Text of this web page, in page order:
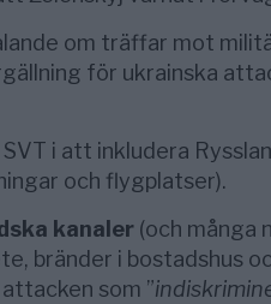
om träffar mot
för ukrainska
i att inkludera
och flygplatser).
kanaler(och många
bränder i bostadshus
som ”